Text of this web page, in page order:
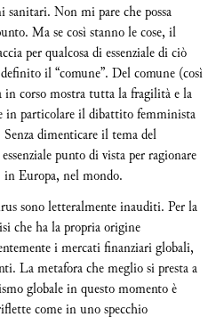
sanitari. Non mi pare che possa
Ma se così stanno le cose, il
per qualcosa di essenziale di ciò
il “comune”. Del comune (così
in corso mostra tutta la fragilità e la
in particolare il dibattito femminista
dimenticare il tema del
punto di vista per ragionare
in Europa, nel mondo.
sono letteralmente inauditi. Per la
che ha la propria origine
i mercati finanziari globali,
La metafora che meglio si presta a
globale in questo momento è
come in uno specchio